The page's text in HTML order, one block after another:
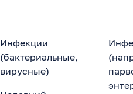
Инфекции
(бактериальные,
вирусные)